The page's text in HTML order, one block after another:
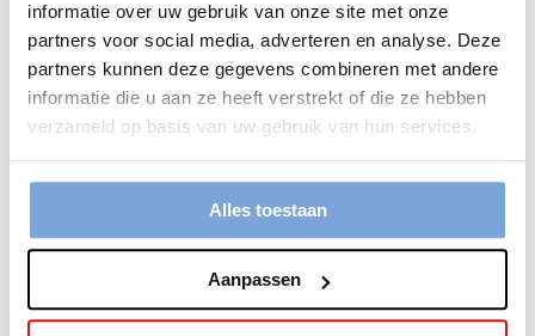
informatie over uw gebruik van onze site met onze
partners voor social media, adverteren en analyse. Deze
partners kunnen deze gegevens combineren met andere
informatie die u aan ze heeft verstrekt of die ze hebben
verzameld op basis van uw gebruik van hun services.
Alles toestaan
Aanpassen
Application error: a client-side exception has occurred while
loadingwww.bariseaumottrie.be(see the browser consolefor
more information).